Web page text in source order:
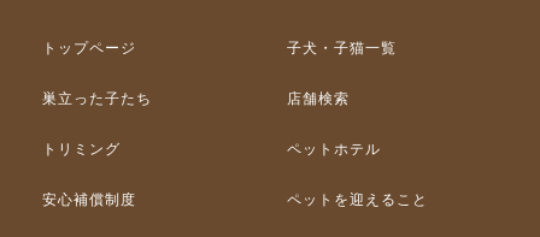
トップページ 子犬・子猫一覧
巣立った子たち 店舗検索
トリミング ペットホテル
安心補償制度 ペットを迎えること